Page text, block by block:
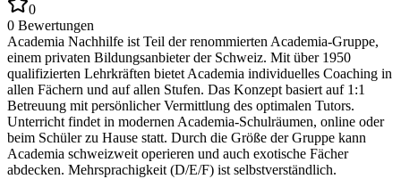
0
0 Bewertungen
Academia Nachhilfe ist Teil der renommierten Academia-Gruppe,
einem privaten Bildungsanbieter der Schweiz. Mit über 1950
qualifizierten Lehrkräften bietet Academia individuelles Coaching in
allen Fächern und auf allen Stufen. Das Konzept basiert auf 1:1
Betreuung mit persönlicher Vermittlung des optimalen Tutors.
Unterricht findet in modernen Academia-Schulräumen, online oder
beim Schüler zu Hause statt. Durch die Größe der Gruppe kann
Academia schweizweit operieren und auch exotische Fächer
abdecken. Mehrsprachigkeit (D/E/F) ist selbstverständlich.